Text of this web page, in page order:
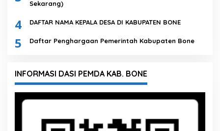
Sekarang)
4 DAFTAR NAMA KEPALA DESA DI KABUPATEN BONE
5 Daftar Penghargaan Pemerintah Kabupaten Bone
INFORMASI DASI PEMDA KAB. BONE